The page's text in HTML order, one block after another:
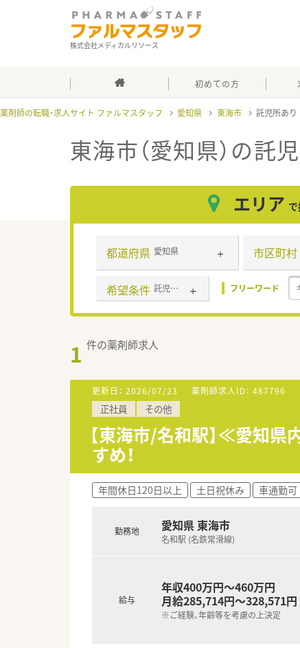
株式会社メディカルリソース
初めての方
薬剤師の転職・求人サイト ファルマスタッフ 愛知県 東海市 託児所あり
東海市（愛知県）の託
エリア
都道府県 愛知県 市区町村
希望条件 託児所あり フリーワード
1 件の薬剤師求人
更新日： 2026/07/23 薬剤師求人ID： 487796
正社員 その他
【東海市/名和駅】≪愛知
すめ！
年間休日120日以上 土日祝休み 車通勤可
勤務地 愛知県 東海市
名和駅 (名鉄常滑線)
給与
年収400万円～460万円
月給285,714円～328,571円
※ご経験、年齢等を考慮の上決定